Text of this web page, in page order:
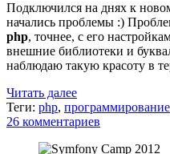
Подключился на днях к
начались проблемы :)
php, точнее, с его
внешние библиотеки и
наблюдаю такую красоту в
Читать далее
Теги: php, программирование
26 комментариев